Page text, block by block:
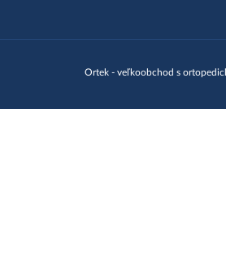
Ortek - veľkoobchod s